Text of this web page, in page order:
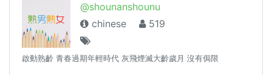
@shounanshounu
chinese
519
啟動熟齡 青春過期年輕時代 灰飛煙滅大齡歲月 沒有侷限